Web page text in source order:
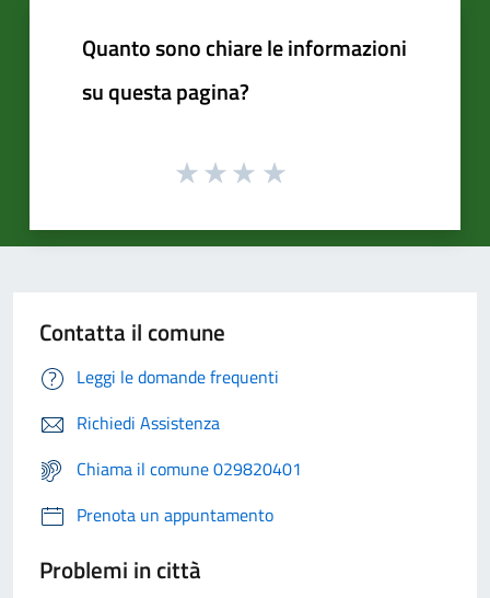
Quanto sono chiare le informazioni
su questa pagina?
Contatta il comune
Leggi le domande frequenti
Richiedi Assistenza
Chiama il comune 029820401
Prenota un appuntamento
Problemi in città